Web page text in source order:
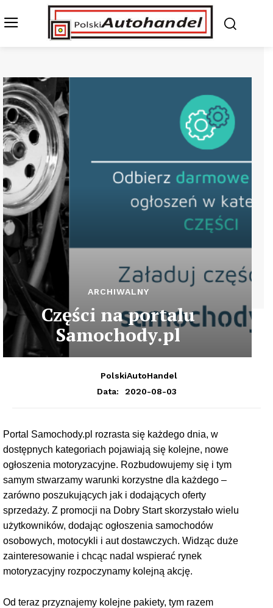
ARCHIWALNY
Części na portalu
Samochody.pl
PolskiAutoHandel
Data:
2020-08-03
Portal Samochody.pl rozrasta się każdego dnia, w
dostępnych kategoriach pojawiają się kolejne, nowe
ogłoszenia motoryzacyjne. Rozbudowujemy się i tym
samym stwarzamy warunki korzystne dla każdego –
zarówno poszukujących jak i dodających oferty
sprzedaży. Z promocji na Dobry Start skorzystało wielu
użytkowników, dodając ogłoszenia samochodów
osobowych, motocykli i aut dostawczych. Widząc duże
zainteresowanie i chcąc nadal wspierać rynek
motoryzacyjny rozpoczynamy kolejną akcję.
Od teraz przyznajemy kolejne pakiety, tym razem